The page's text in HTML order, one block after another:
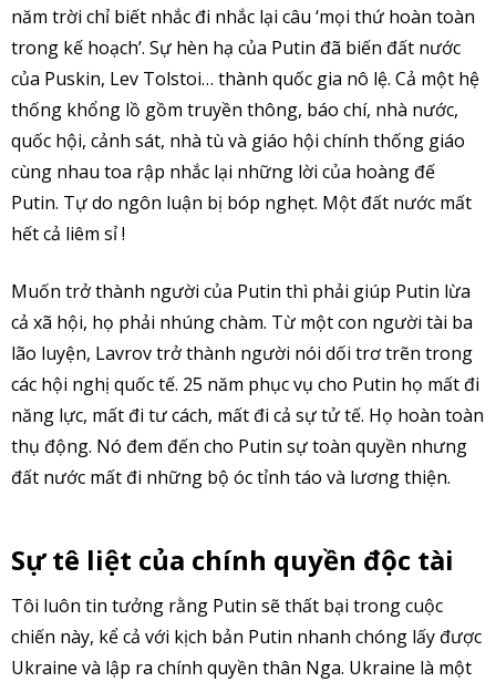
năm trời chỉ biết nhắc đi nhắc lại câu ‘mọi thứ hoàn toàn
trong kế hoạch’. Sự hèn hạ của Putin đã biến đất nước
của Puskin, Lev Tolstoi… thành quốc gia nô lệ. Cả một hệ
thống khổng lồ gồm truyền thông, báo chí, nhà nước,
quốc hội, cảnh sát, nhà tù và giáo hội chính thống giáo
cùng nhau toa rập nhắc lại những lời của hoàng đế
Putin. Tự do ngôn luận bị bóp nghẹt. Một đất nước mất
hết cả liêm sỉ !
Muốn trở thành người của Putin thì phải giúp Putin lừa
cả xã hội, họ phải nhúng chàm. Từ một con người tài ba
lão luyện, Lavrov trở thành người nói dối trơ trẽn trong
các hội nghị quốc tế. 25 năm phục vụ cho Putin họ mất đi
năng lực, mất đi tư cách, mất đi cả sự tử tế. Họ hoàn toàn
thụ động. Nó đem đến cho Putin sự toàn quyền nhưng
đất nước mất đi những bộ óc tỉnh táo và lương thiện.
Sự tê liệt của chính quyền độc tài
Tôi luôn tin tưởng rằng Putin sẽ thất bại trong cuộc
chiến này, kể cả với kịch bản Putin nhanh chóng lấy được
Ukraine và lập ra chính quyền thân Nga. Ukraine là một